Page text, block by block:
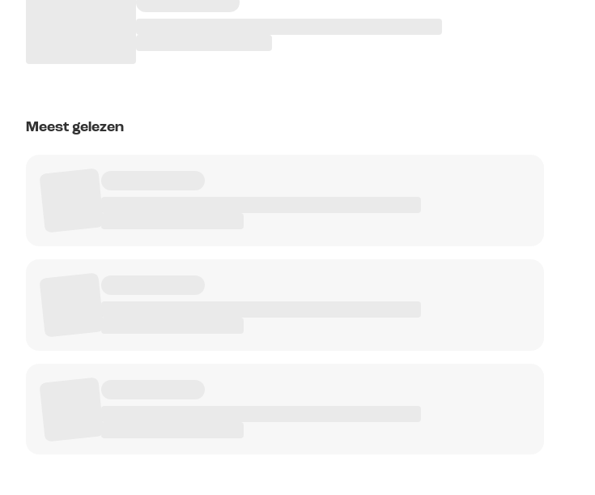
Meest gelezen